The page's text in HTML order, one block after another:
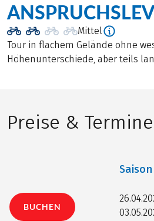
Mittel
Tour in flachem Gelände ohne
Höhenunterschiede, aber teils
Preise & Termine
BUCHEN
Saison